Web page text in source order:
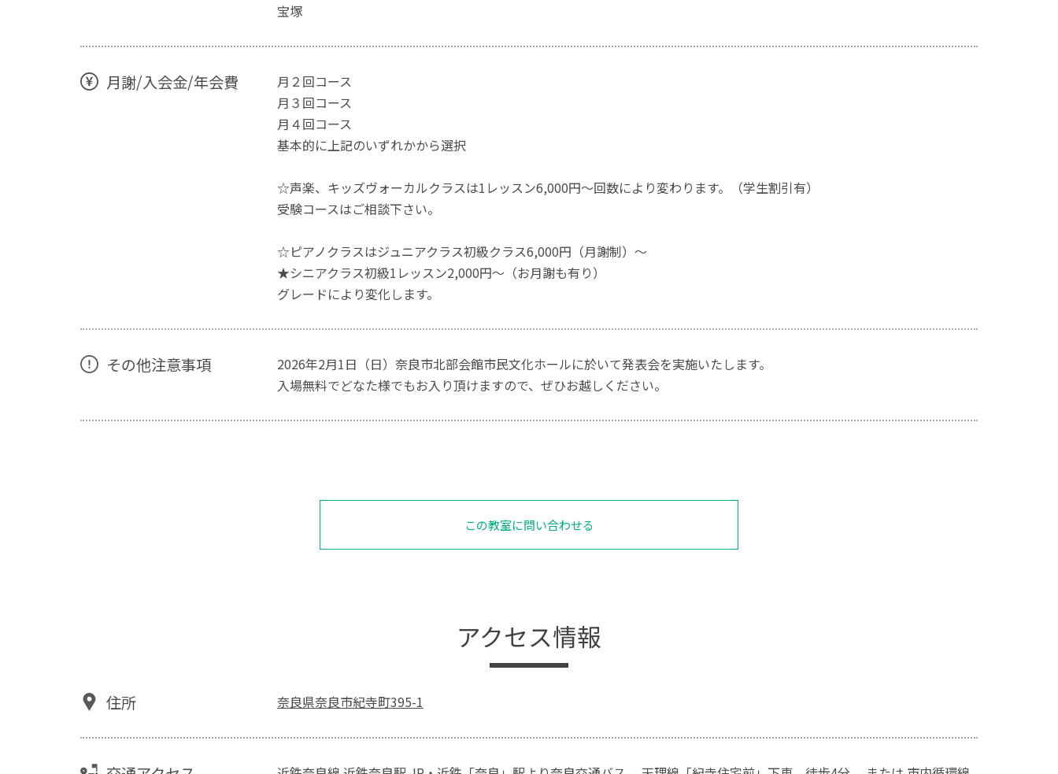
宝塚
月謝/入会金/年会費
月２回コース
月３回コース
月４回コース
基本的に上記のいずれかから選択
☆声楽、キッズヴォーカルクラスは1レッスン6,000円～回数により変わります。（学生割引有）
受験コースはご相談下さい。
☆ピアノクラスはジュニアクラス初級クラス6,000円（月謝制）～
★シニアクラス初級1レッスン2,000円～（お月謝も有り）
グレードにより変化します。
その他注意事項
2026年2月1日（日）奈良市北部会館市民文化ホールに於いて発表会を実施いたします。
入場無料でどなた様でもお入り頂けますので、ぜひお越しください。
この教室に問い合わせる
アクセス情報
住所 奈良県奈良市紀寺町395-1